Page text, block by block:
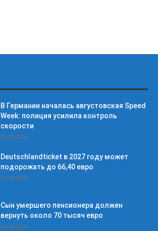
В Германии началась августовская Speed
Week: полиция усилила контроль
скорости
04.08.2026
Deutschlandticket в 2027 году может
подорожать до 66,40 евро
04.08.2026
Сын умершего пенсионера должен
вернуть около 70 тысяч евро
04.08.2026